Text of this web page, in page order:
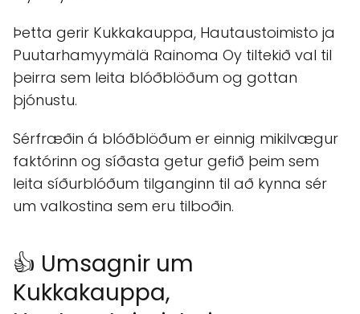
palvelua heiltä."
"Tilasin ystävälleni kukkakimpun kotiin. Kaikki
meni paremmin kuin hyvin. Kukat priimaa ja
"Erittäin ystävällinen ja palvelunhaluinen
henkilökunta."
Þetta gerir Kukkakauppa, Hautaustoimisto ja
Puutarhamyymälä Rainoma Oy tiltekið val til